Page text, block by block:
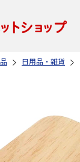
日用品・雑貨